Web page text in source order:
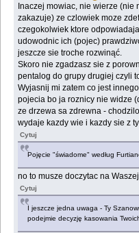
Inaczej mowiac, nie wierze (nie
zakazuje) ze czlowiek moze
czegokolwiek ktore
udowodnic ich (pojec)
jeszcze sie troche rozwinąć.
Skoro nie zgadzasz sie z
pentalog do grupy drugiej czyli
Wyjasnij mi zatem co jest
pojecia bo ja roznicy nie widze
ze drzewa sa zdrewna -
wydaje kazdy wie i kazdy sie z
Cytuj
Pojęcie "świadome" według
no to musze doczytac na Waszej
Cytuj
I jeszcze jedna uwaga - Ty
podejmie decyzję kasowania